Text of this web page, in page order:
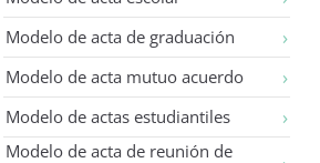
Modelo de acta de graduación
Modelo de acta mutuo acuerdo
Modelo de actas estudiantiles
Modelo de acta de reunión de